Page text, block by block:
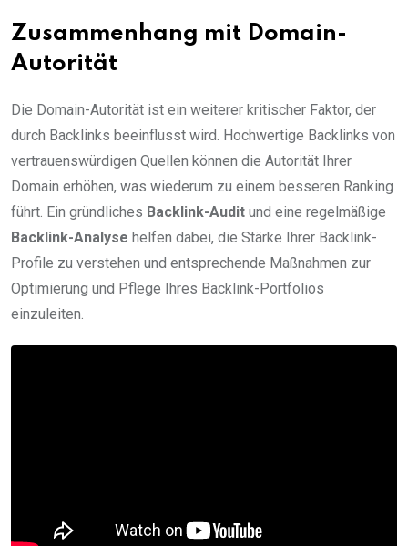
Zusammenhang mit Domain-
Autorität
Die Domain-Autorität ist ein weiterer kritischer Faktor, der
durch Backlinks beeinflusst wird. Hochwertige Backlinks von
vertrauenswürdigen Quellen können die Autorität Ihrer
Domain erhöhen, was wiederum zu einem besseren Ranking
führt. Ein gründliches Backlink-Audit und eine regelmäßige
Backlink-Analyse helfen dabei, die Stärke Ihrer Backlink-
Profile zu verstehen und entsprechende Maßnahmen zur
Optimierung und Pflege Ihres Backlink-Portfolios
einzuleiten.